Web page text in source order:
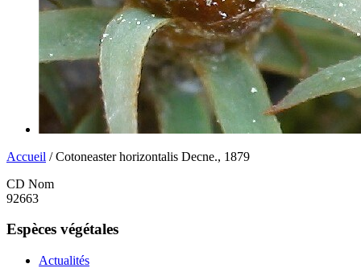
Accueil / Cotoneaster horizontalis Decne., 1879
CD Nom
92663
Espèces végétales
Actualités